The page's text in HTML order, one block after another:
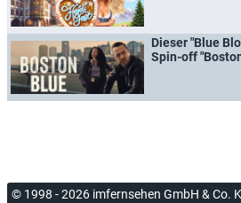
Dieser "Blue
Spin-off
© 1998 - 2026 imfernsehen GmbH & Co.